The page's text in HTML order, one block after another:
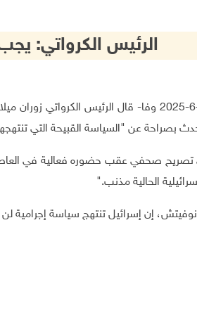
الرئيس الكرواتي:
زغرب 19-6-2025 وفا- قال الرئيس
بصراحة عن "السياسة القبيحة التي
تصريح صحفي عقب حضوره فعالية في
الحالية مذنب".
إن إسرائيل تنتهج سياسة إجرامية